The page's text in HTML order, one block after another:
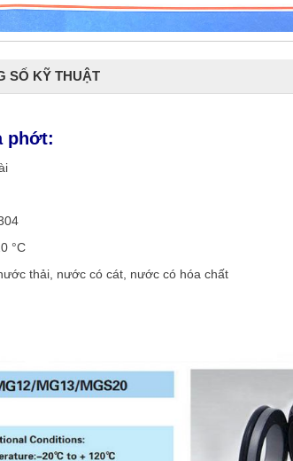
SỐ KỸ THUẬT
phớt:
°C
thải, nước có cát, nước có hóa chất